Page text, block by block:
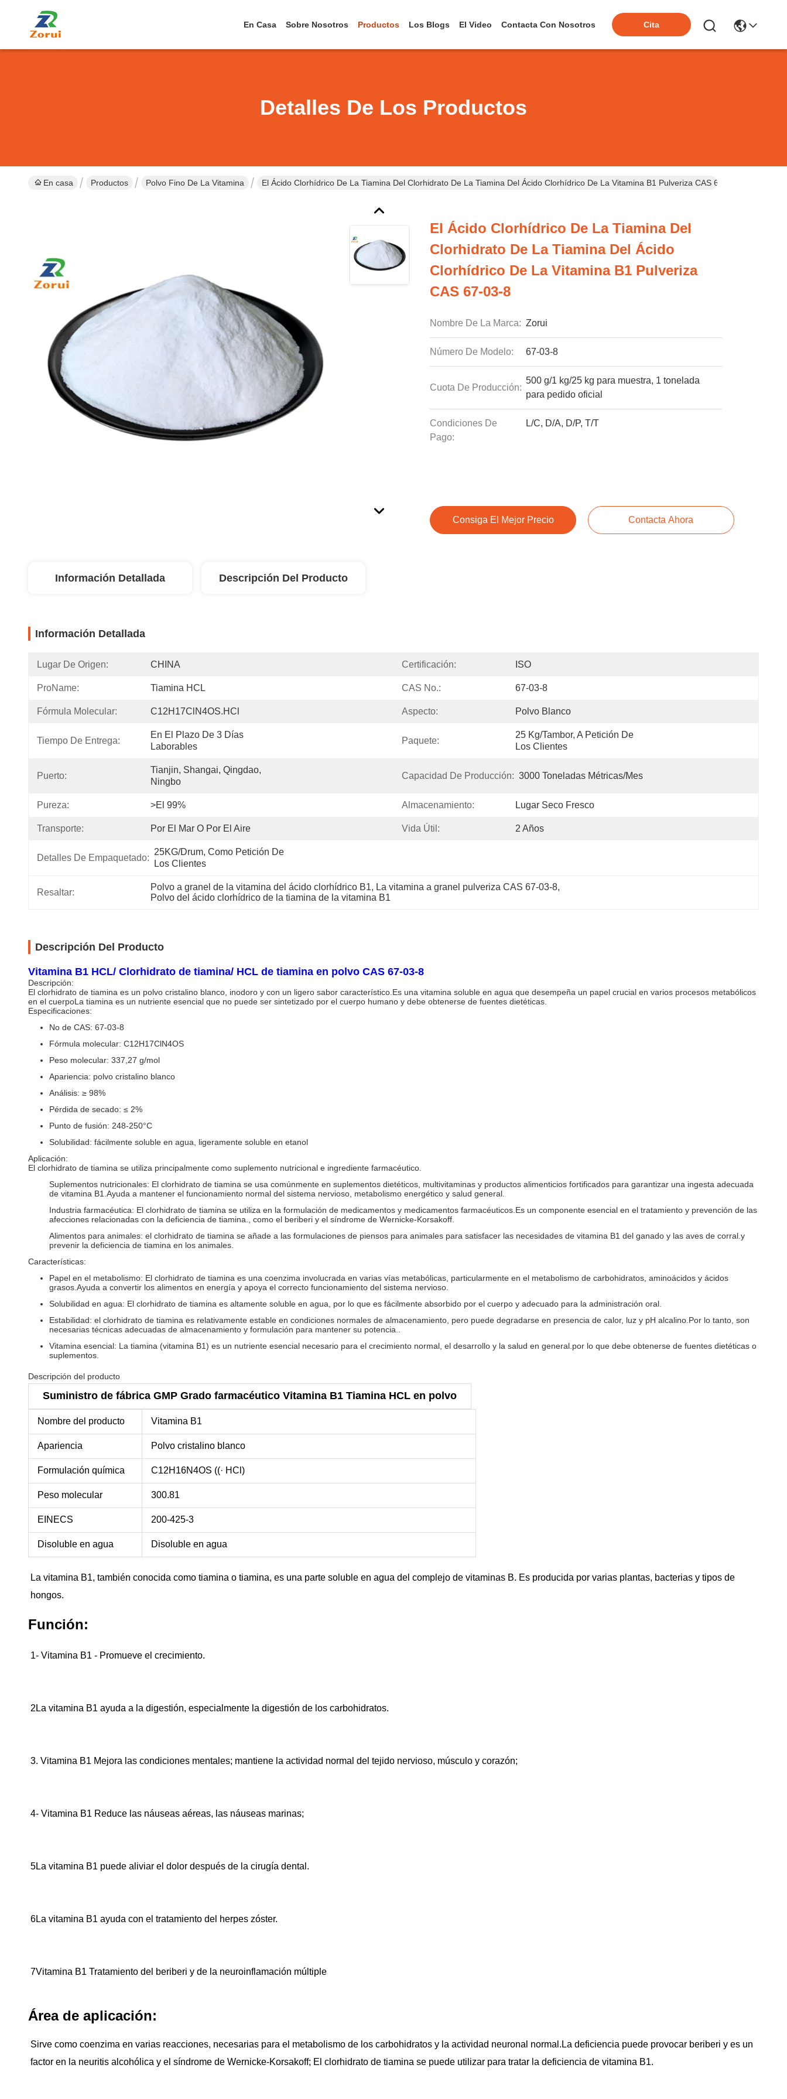
En Casa Sobre Nosotros Productos Los Blogs El Video Contacta Con Nosotros Cita
Detalles De Los Productos
En casa Productos Polvo Fino De La Vitamina El Ácido Clorhídrico De La Tiamina Del Clorhidrato De La Tiamina Del Ácido Clorhídrico De La Vitamina B1 Pulveriza CAS 67-03-8
El Ácido Clorhídrico De La Tiamina Del
Clorhidrato De La Tiamina Del Ácido
Clorhídrico De La Vitamina B1 Pulveriza
CAS 67-03-8
Nombre De La Marca: Zorui
Número De Modelo: 67-03-8
Cuota De Producción:
500 g/1 kg/25 kg para muestra, 1 tonelada
para pedido oficial
Condiciones De
Pago:
L/C, D/A, D/P, T/T
Consiga El Mejor Precio Contacta Ahora
Información Detallada Descripción Del Producto
Información Detallada
Lugar De Origen: CHINA Certificación: ISO
ProName: Tiamina HCL CAS No.: 67-03-8
Fórmula Molecular: C12H17ClN4OS.HCl Aspecto: Polvo Blanco
Tiempo De Entrega:
En El Plazo De 3 Días
Laborables
Paquete:
25 Kg/tambor, A Petición De
Los Clientes
Puerto:
Tianjin, Shangai, Qingdao,
Ningbo
Capacidad De Producción: 3000 Toneladas Métricas/mes
Pureza: >el 99% Almacenamiento: Lugar Seco Fresco
Transporte: Por El Mar O Por El Aire Vida Útil: 2 Años
Detalles De Empaquetado:
25KG/Drum, Como Petición De
Los Clientes
Resaltar:
Polvo a granel de la vitamina del ácido clorhídrico B1, La vitamina a granel pulveriza CAS 67-03-8,
Polvo del ácido clorhídrico de la tiamina de la vitamina B1
Descripción Del Producto
Vitamina B1 HCL/ Clorhidrato de tiamina/ HCL de tiamina en polvo CAS 67-03-8
Descripción:
El clorhidrato de tiamina es un polvo cristalino blanco, inodoro y con un ligero sabor característico.Es una vitamina soluble en agua que desempeña un papel crucial en varios procesos metabólicos
en el cuerpoLa tiamina es un nutriente esencial que no puede ser sintetizado por el cuerpo humano y debe obtenerse de fuentes dietéticas.
Especificaciones:
No de CAS: 67-03-8
Fórmula molecular: C12H17ClN4OS
Peso molecular: 337,27 g/mol
Apariencia: polvo cristalino blanco
Análisis: ≥ 98%
Pérdida de secado: ≤ 2%
Punto de fusión: 248-250°C
Solubilidad: fácilmente soluble en agua, ligeramente soluble en etanol
Aplicación:
El clorhidrato de tiamina se utiliza principalmente como suplemento nutricional e ingrediente farmacéutico.
Suplementos nutricionales: El clorhidrato de tiamina se usa comúnmente en suplementos dietéticos, multivitaminas y productos alimenticios fortificados para garantizar una ingesta adecuada
de vitamina B1.Ayuda a mantener el funcionamiento normal del sistema nervioso, metabolismo energético y salud general.
Industria farmacéutica: El clorhidrato de tiamina se utiliza en la formulación de medicamentos y medicamentos farmacéuticos.Es un componente esencial en el tratamiento y prevención de las
afecciones relacionadas con la deficiencia de tiamina., como el beriberi y el síndrome de Wernicke-Korsakoff.
Alimentos para animales: el clorhidrato de tiamina se añade a las formulaciones de piensos para animales para satisfacer las necesidades de vitamina B1 del ganado y las aves de corral.y
prevenir la deficiencia de tiamina en los animales.
Características:
Papel en el metabolismo: El clorhidrato de tiamina es una coenzima involucrada en varias vías metabólicas, particularmente en el metabolismo de carbohidratos, aminoácidos y ácidos
grasos.Ayuda a convertir los alimentos en energía y apoya el correcto funcionamiento del sistema nervioso.
Solubilidad en agua: El clorhidrato de tiamina es altamente soluble en agua, por lo que es fácilmente absorbido por el cuerpo y adecuado para la administración oral.
Estabilidad: el clorhidrato de tiamina es relativamente estable en condiciones normales de almacenamiento, pero puede degradarse en presencia de calor, luz y pH alcalino.Por lo tanto, son
necesarias técnicas adecuadas de almacenamiento y formulación para mantener su potencia..
Vitamina esencial: La tiamina (vitamina B1) es un nutriente esencial necesario para el crecimiento normal, el desarrollo y la salud en general.por lo que debe obtenerse de fuentes dietéticas o
suplementos.
Descripción del producto
Suministro de fábrica GMP Grado farmacéutico Vitamina B1 Tiamina HCL en polvo
Nombre del producto Vitamina B1
Apariencia Polvo cristalino blanco
Formulación química C12H16N4OS ((· HCl)
Peso molecular 300.81
EINECS 200-425-3
Disoluble en agua Disoluble en agua
La vitamina B1, también conocida como tiamina o tiamina, es una parte soluble en agua del complejo de vitaminas B. Es producida por varias plantas, bacterias y tipos de
hongos.
Función:
1- Vitamina B1 - Promueve el crecimiento.
2La vitamina B1 ayuda a la digestión, especialmente la digestión de los carbohidratos.
3. Vitamina B1 Mejora las condiciones mentales; mantiene la actividad normal del tejido nervioso, músculo y corazón;
4- Vitamina B1 Reduce las náuseas aéreas, las náuseas marinas;
5La vitamina B1 puede aliviar el dolor después de la cirugía dental.
6La vitamina B1 ayuda con el tratamiento del herpes zóster.
7Vitamina B1 Tratamiento del beriberi y de la neuroinflamación múltiple
Área de aplicación:
Sirve como coenzima en varias reacciones, necesarias para el metabolismo de los carbohidratos y la actividad neuronal normal.La deficiencia puede provocar beriberi y es un
factor en la neuritis alcohólica y el síndrome de Wernicke-Korsakoff; El clorhidrato de tiamina se puede utilizar para tratar la deficiencia de vitamina B1.